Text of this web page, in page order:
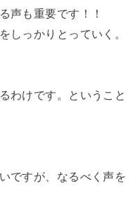
声も重要です！！
しっかりとっていく。
わけです。ということ
ですが、なるべく声を